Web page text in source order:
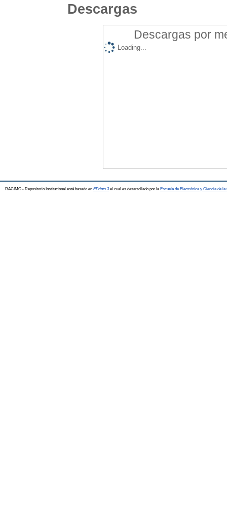
Descargas
Descargas por
Loading...
RACIMO - Repositorio Institucional está basado en EPrints 3el cual es desarrollado por la Escuela de Electrónica y Ciencia de la